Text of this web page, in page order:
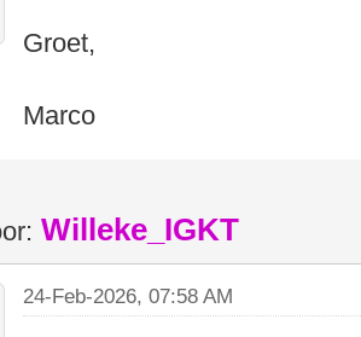
Groet,
Marco
Willeke_IGKT
24-Feb-2026, 07:58 AM